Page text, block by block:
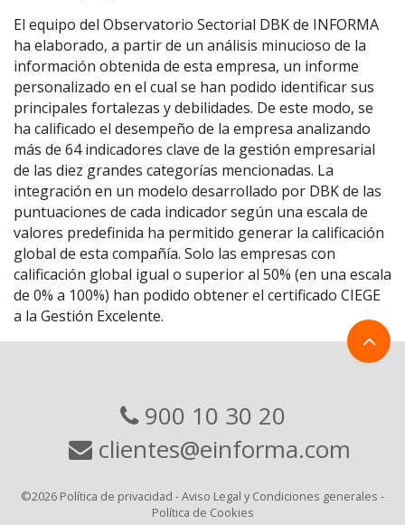
El equipo del Observatorio Sectorial DBK de INFORMA
ha elaborado, a partir de un análisis minucioso de la
información obtenida de esta empresa, un informe
personalizado en el cual se han podido identificar sus
principales fortalezas y debilidades. De este modo, se
ha calificado el desempeño de la empresa analizando
más de 64 indicadores clave de la gestión empresarial
de las diez grandes categorías mencionadas. La
integración en un modelo desarrollado por DBK de las
puntuaciones de cada indicador según una escala de
valores predefinida ha permitido generar la calificación
global de esta compañía. Solo las empresas con
calificación global igual o superior al 50% (en una escala
de 0% a 100%) han podido obtener el certificado CIEGE
a la Gestión Excelente.
900 10 30 20
clientes@einforma.com
©2026 Política de privacidad -Aviso Legal y Condiciones generales -
Política de Cookies